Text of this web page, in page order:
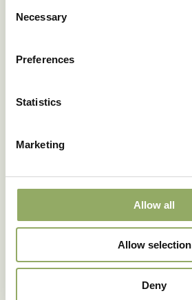
Selection
Necessary
Preferences
Statistics
Marketing
Allow all
Allow selection
Deny
Hoogte plant: 4-8 cm
Productcode: VRPL